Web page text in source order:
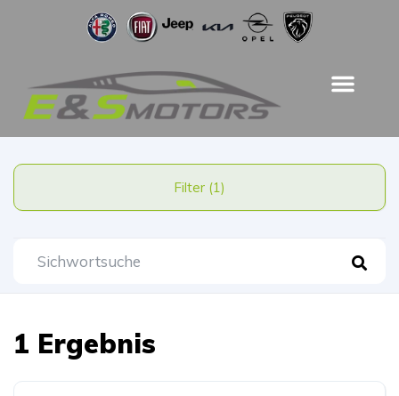
Filter (1)
1 Ergebnis